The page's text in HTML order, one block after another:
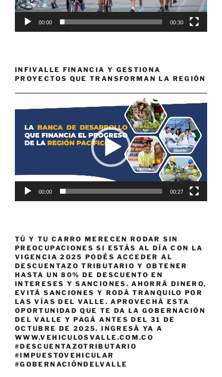
00:00 00:30
INFIVALLE FINANCIA Y GESTIONA
PROYECTOS QUE TRANSFORMAN LA REGIÓN
de
00:00 00:27
TÚ Y TU CARRO MERECEN RODAR SIN
PREOCUPACIONES SI ESTÁS AL DÍA CON LA
VIGENCIA 2025 PODÉS ACCEDER AL
DESCUENTAZO TRIBUTARIO Y OBTENER
HASTA UN 80% DE DESCUENTO EN
INTERESES Y SANCIONES. AHORRÁ DINERO,
EVITÁ SANCIONES Y RODÁ TRANQUILO POR
LAS VÍAS DEL VALLE. APROVECHÁ ESTA
OPORTUNIDAD QUE TE DA LA GOBERNACIÓN
DEL VALLE Y PAGÁ ANTES DEL 31 DE
OCTUBRE DE 2025. INGRESÁ YA A
WWW.VEHICULOSVALLE.COM.CO
#DESCUENTAZOTRIBUTARIO
#IMPUESTOVEHICULAR
#GOBERNACIÓNDELVALLE